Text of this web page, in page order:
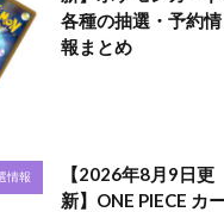
各種の抽選・予約情
報まとめ
情報
【2026年8月9日更
新】ONE PIECE カ